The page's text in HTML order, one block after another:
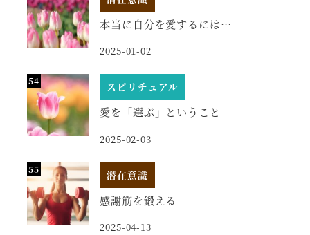
本当に自分を愛するには…
2025-01-02
スピリチュアル
愛を「選ぶ」ということ
2025-02-03
潜在意識
感謝筋を鍛える
2025-04-13